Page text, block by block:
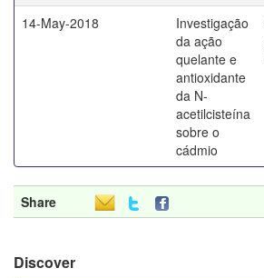
14-May-2018
Investigação
da ação
quelante e
antioxidante
da N-
acetilcisteína
sobre o
cádmio
Share
Discover